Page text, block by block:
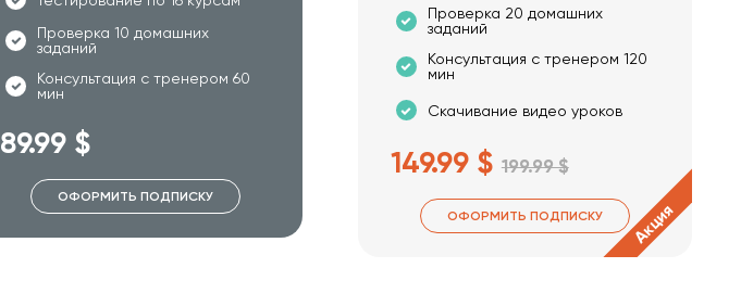
Проверка 10 домашних
заданий
Консультация с тренером 60
мин
89.99 $
ОФОРМИТЬ ПОДПИСКУ
Проверка 20 домашних
заданий
Консультация с тренером 120
мин
Скачивание видео уроков
149.99 $ 199.99 $
ОФОРМИТЬ ПОДПИСКУ Акция